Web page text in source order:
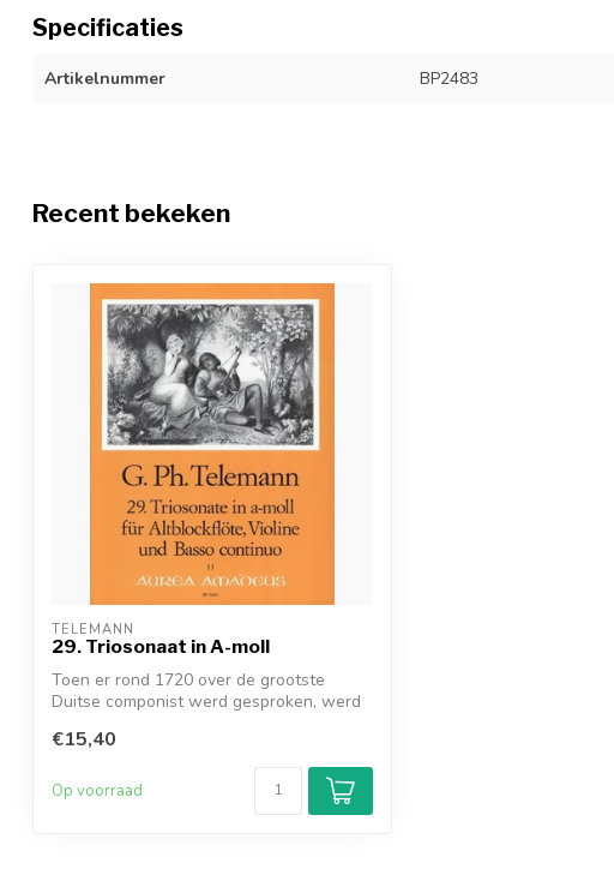
Specificaties
Artikelnummer BP2483
Recent bekeken
TELEMANN
29. Triosonaat in A-moll
Toen er rond 1720 over de grootste
Duitse componist werd gesproken, werd
€15,40
Op voorraad